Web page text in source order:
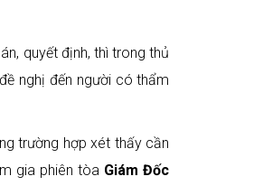
quyết định, thì trong thủ
nghị đến người có thẩm
trường hợp xét thấy cần
gia phiên tòa Giám Đốc